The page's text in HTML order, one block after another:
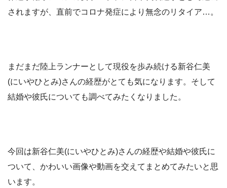
されますが、直前でコロナ発症により無念のリタイア…。
まだまだ陸上ランナーとして現役を歩み続ける新谷仁美
(にいやひとみ)さんの経歴がとても気になります。そして
結婚や彼氏についても調べてみたくなりました。
今回は新谷仁美(にいやひとみ)さんの経歴や結婚や彼氏に
ついて、かわいい画像や動画を交えてまとめてみたいと思
います。